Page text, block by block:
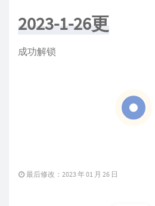
2023-1-26更
成功解锁
最后修改：2023 年 01 月 26 日